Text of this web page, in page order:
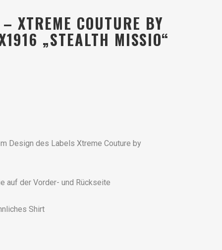
XTREME COUTURE BY
„STEALTH MISSIO“
Design des Labels Xtreme Couture by
auf der Vorder- und Rückseite
Shirt